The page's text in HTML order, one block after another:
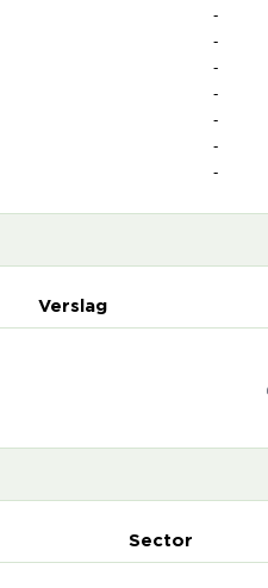
-
-
-
-
-
-
-
Verslag
Sector